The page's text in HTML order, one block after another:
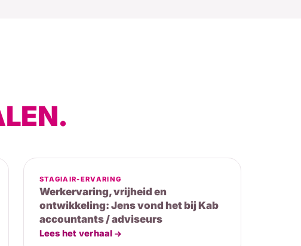
STAGIAIR-ERVARING
Werkervaring, vrijheid en
ontwikkeling: Jens vond het bij Kab
accountants / adviseurs
Lees het verhaal